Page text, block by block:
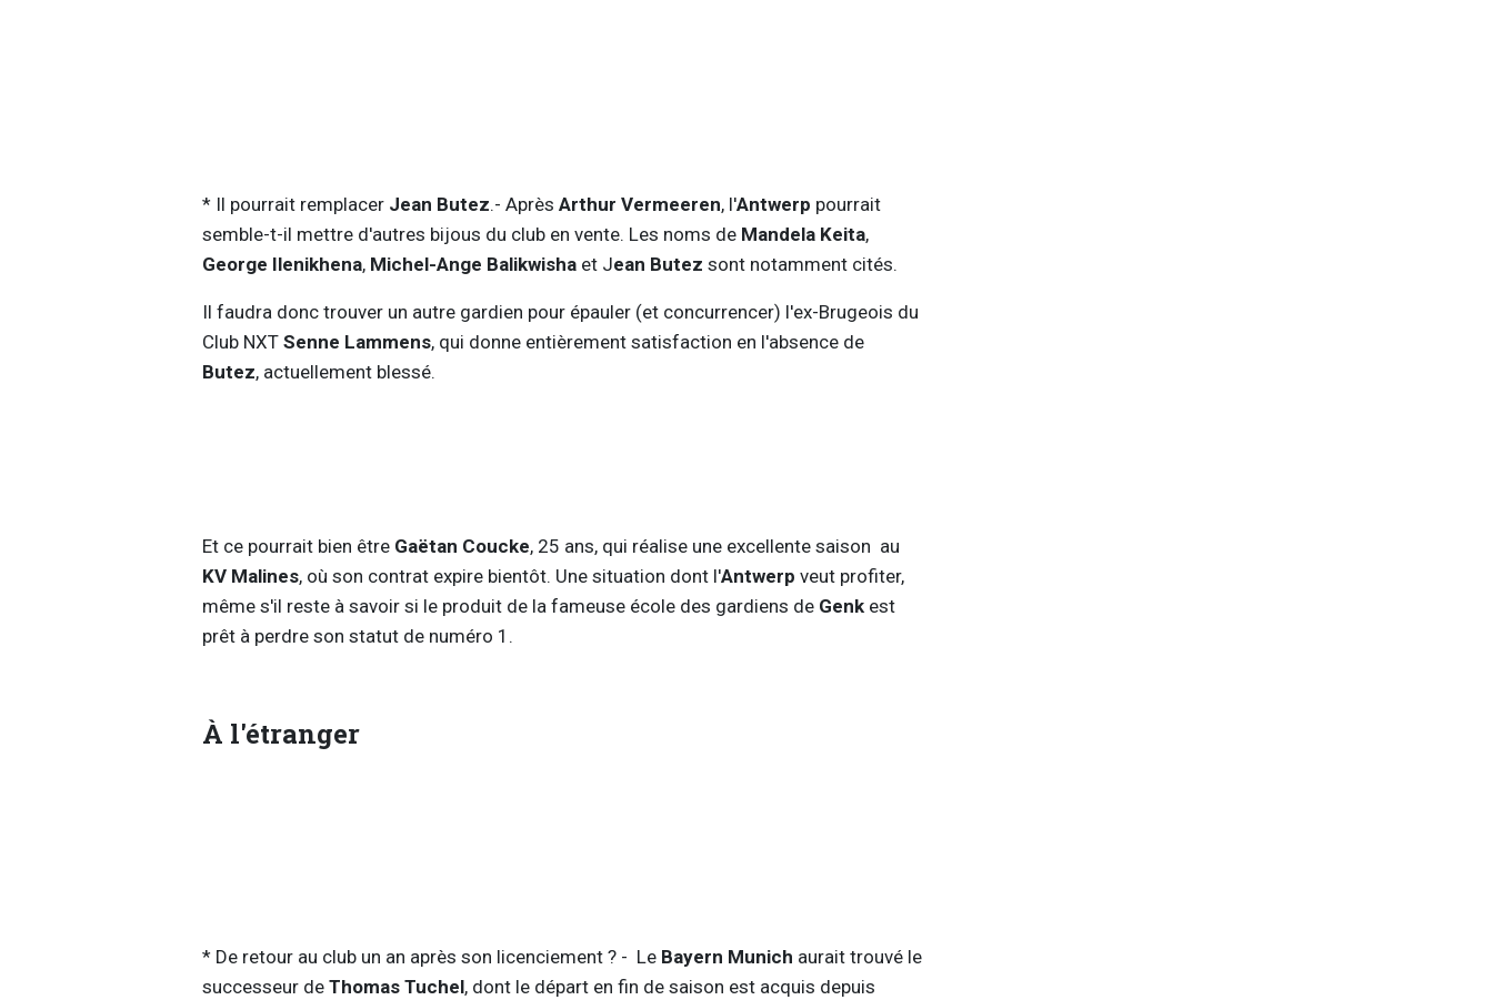
* Il pourrait remplacer Jean Butez.- Après Arthur Vermeeren, l'Antwerp pourrait
semble-t-il mettre d'autres bijous du club en vente. Les noms de Mandela Keita,
George Ilenikhena, Michel-Ange Balikwishaet Jean Butez sont notamment cités.
Il faudra donc trouver un autre gardien pour épauler (et concurrencer) l'ex-Brugeois du
Club NXT Senne Lammens, qui donne entièrement satisfaction en l'absence de
Butez, actuellement blessé.
Et ce pourrait bien être Gaëtan Coucke, 25 ans, qui réalise une excellente saison au
KV Malines, où son contrat expire bientôt. Une situation dont l'Antwerp veut profiter,
même s'il reste à savoir si le produit de la fameuse école des gardiens de Genkest
prêt à perdre son statut de numéro 1.
À l'étranger
* De retour au club un an après son licenciement ? - Le Bayern Munich aurait trouvé le
successeur de Thomas Tuchel, dont le départ en fin de saison est acquis depuis